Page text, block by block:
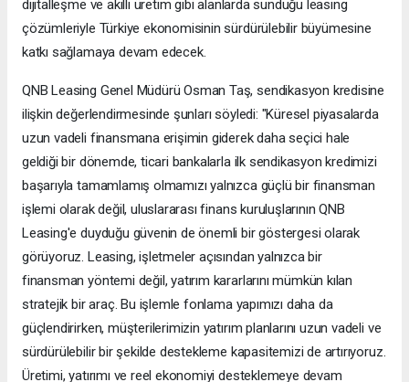
dijitalleşme ve akıllı üretim gibi alanlarda sunduğu leasing
çözümleriyle Türkiye ekonomisinin sürdürülebilir büyümesine
katkı sağlamaya devam edecek.
QNB Leasing Genel Müdürü Osman Taş, sendikasyon kredisine
ilişkin değerlendirmesinde şunları söyledi: "Küresel piyasalarda
uzun vadeli finansmana erişimin giderek daha seçici hale
geldiği bir dönemde, ticari bankalarla ilk sendikasyon kredimizi
başarıyla tamamlamış olmamızı yalnızca güçlü bir finansman
işlemi olarak değil, uluslararası finans kuruluşlarının QNB
Leasing'e duyduğu güvenin de önemli bir göstergesi olarak
görüyoruz. Leasing, işletmeler açısından yalnızca bir
finansman yöntemi değil, yatırım kararlarını mümkün kılan
stratejik bir araç. Bu işlemle fonlama yapımızı daha da
güçlendirirken, müşterilerimizin yatırım planlarını uzun vadeli ve
sürdürülebilir bir şekilde destekleme kapasitemizi de artırıyoruz.
Üretimi, yatırımı ve reel ekonomiyi desteklemeye devam